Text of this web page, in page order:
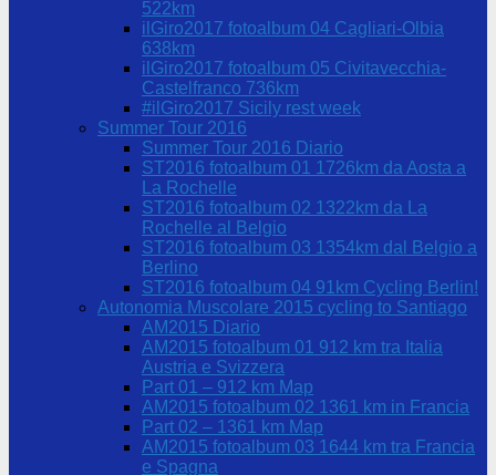
522km
ilGiro2017 fotoalbum 04 Cagliari-Olbia
638km
ilGiro2017 fotoalbum 05 Civitavecchia-
Castelfranco 736km
#ilGiro2017 Sicily rest week
Summer Tour 2016
Summer Tour 2016 Diario
ST2016 fotoalbum 01 1726km da Aosta a
La Rochelle
ST2016 fotoalbum 02 1322km da La
Rochelle al Belgio
ST2016 fotoalbum 03 1354km dal Belgio a
Berlino
ST2016 fotoalbum 04 91km Cycling Berlin!
Autonomia Muscolare 2015 cycling to Santiago
AM2015 Diario
AM2015 fotoalbum 01 912 km tra Italia
Austria e Svizzera
Part 01 – 912 km Map
AM2015 fotoalbum 02 1361 km in Francia
Part 02 – 1361 km Map
AM2015 fotoalbum 03 1644 km tra Francia
e Spagna